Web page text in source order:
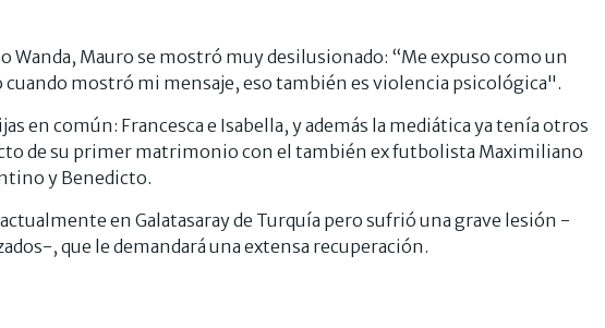
Wanda, Mauro se mostró muy desilusionado: “Me expuso como un
mostró mi mensaje, eso también es violencia psicológica".
en común: Francesca e Isabella, y además la mediática ya tenía otros
de su primer matrimonio con el también ex futbolista Maximiliano
y Benedicto.
en Galatasaray de Turquía pero sufrió una grave lesión -
, que le demandará una extensa recuperación.